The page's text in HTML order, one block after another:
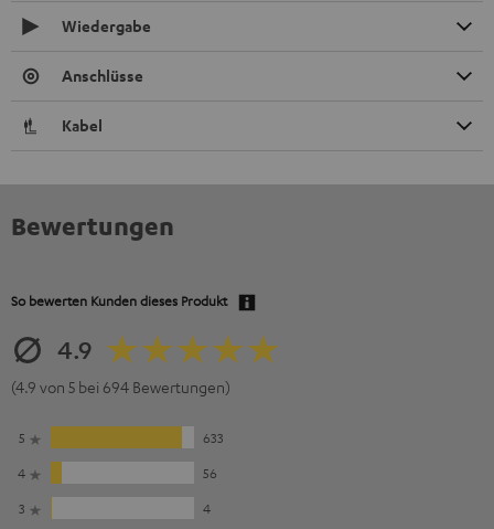
Wiedergabe
Anschlüsse
Kabel
Bewertungen
So bewerten Kunden dieses Produkt
4.9
(4.9 von 5 bei 694 Bewertungen)
5
633
4
56
3
4